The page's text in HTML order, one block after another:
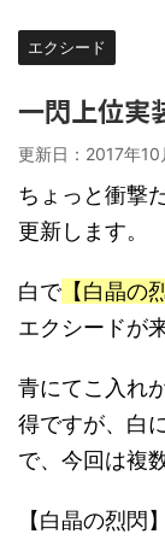
エクシード
一閃上位実
更新日： 2017年10
ちょっと衝撃
更新します。
白で 【白晶の
エクシードが
青にてこ入れ
得ですが、白
で、今回は複
【白晶の烈閃】